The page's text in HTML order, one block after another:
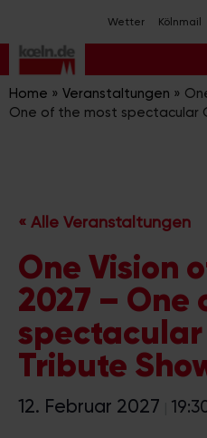
Inhalt
springen
Wetter Kölnmail
Home » Veranstaltungen »
One of the most spectacular
« Alle Veranstaltungen
One Vision
2027 – One
spectacular
Tribute
12. Februar 2027